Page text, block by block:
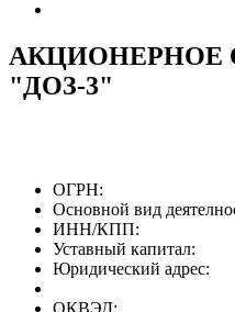
АКЦИОНЕРНОЕ
"ДОЗ-3"
ОГРН:
Основной вид
ИНН/КПП:
Уставный капитал:
Юридический адрес:
ОКВЭД: